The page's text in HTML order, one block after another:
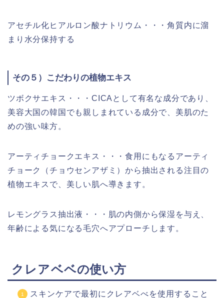
アセチル化ヒアルロン酸ナトリウム・・・角質内に溜
まり水分保持する
その５）こだわりの植物エキス
ツボクサエキス・・・CICAとして有名な成分であり、
美容大国の韓国でも親しまれている成分で、美肌のた
めの強い味方。
アーティチョークエキス・・・食用にもなるアーティ
チョーク（チョウセンアザミ）から抽出される注目の
植物エキスで、美しい肌へ導きます。
レモングラス抽出液・・・ 肌の内側から保湿を与え、
年齢による気になる毛穴へアプローチします。
クレアベベの使い方
スキンケアで最初にクレアベべを使用すること